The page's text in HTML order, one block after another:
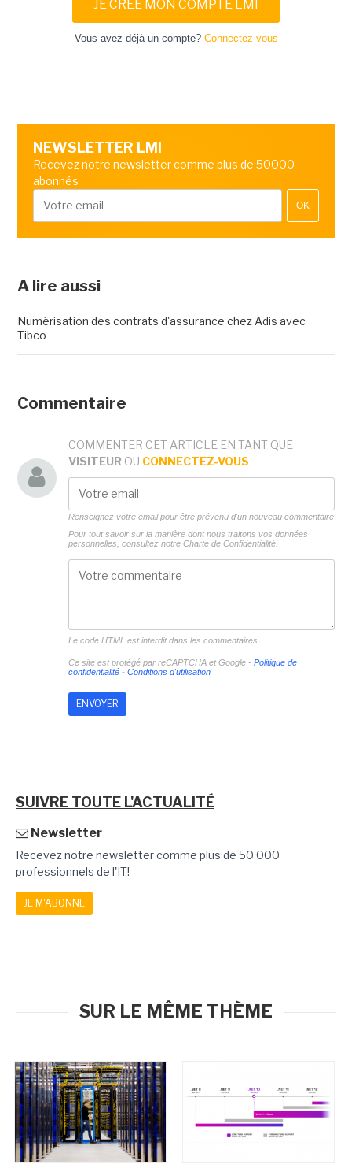
JE CRÉE MON COMPTE LMI
Vous avez déjà un compte? Connectez-vous
NEWSLETTER LMI
Recevez notre newsletter comme plus de 50000
abonnés
OK
A lire aussi
Numérisation des contrats d'assurance chez Adis avec
Tibco
Commentaire
COMMENTER CET ARTICLE EN TANT QUE
VISITEUR OU CONNECTEZ-VOUS
Renseignez votre email pour être prévenu d'un nouveau commentaire
Pour tout savoir sur la manière dont nous traitons vos données
personnelles, consultez notre Charte de Confidentialité.
Le code HTML est interdit dans les commentaires
Ce site est protégé par reCAPTCHA et Google - Politique de
confidentialité- Conditions d'utilisation
SUIVRE TOUTE L'ACTUALITÉ
Newsletter
Recevez notre newsletter comme plus de 50 000
professionnels de l'IT!
JE M'ABONNE
SUR LE MÊME THÈME